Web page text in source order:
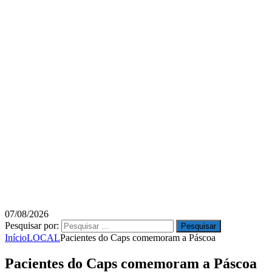
07/08/2026
Pesquisar por:
InícioLOCALPacientes do Caps comemoram a Páscoa
Pacientes do Caps comemoram a Páscoa